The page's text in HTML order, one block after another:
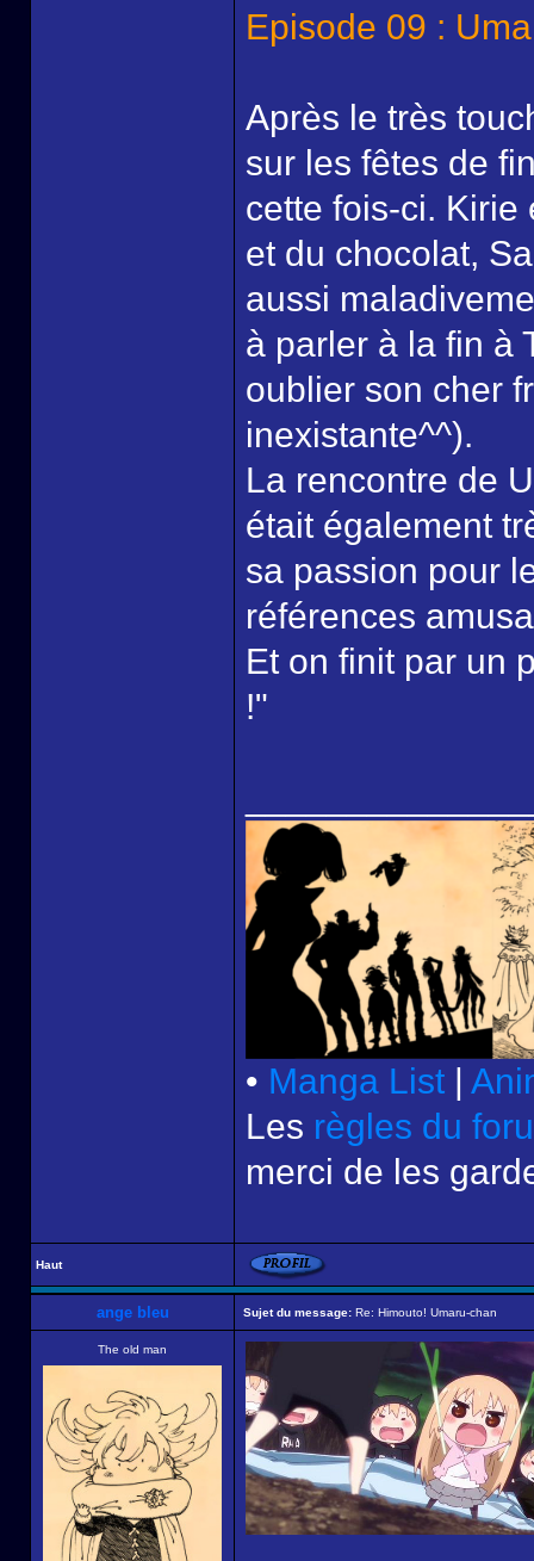
Episode 09 :
Après le très
sur les fêtes de
cette fois-ci. Kirie
et du chocolat,
aussi
à parler à la fin à
oublier son cher
inexistante^^).
La rencontre de
était également
sa passion pour
références
Et on finit par un
!"
• Manga List |
Les règles du
merci de les
Haut
ange bleu Sujet du message: Re: Himouto! Umaru-chan
The old man